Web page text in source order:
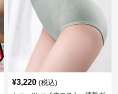
¥3,220 (税込)